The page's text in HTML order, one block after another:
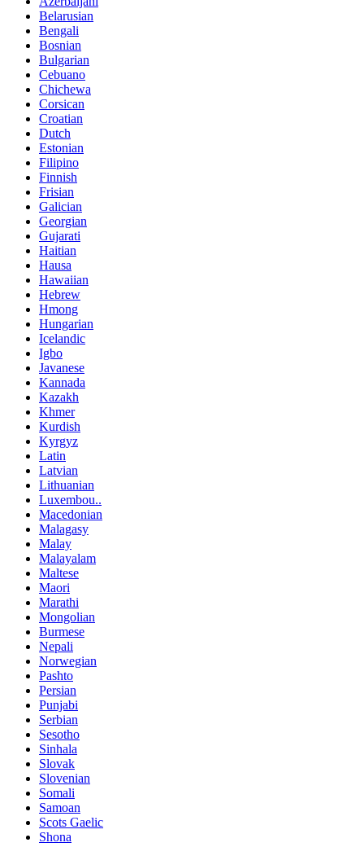
Belarusian
Bengali
Bosnian
Bulgarian
Cebuano
Chichewa
Corsican
Croatian
Dutch
Estonian
Filipino
Finnish
Frisian
Galician
Georgian
Gujarati
Haitian
Hausa
Hawaiian
Hebrew
Hmong
Hungarian
Icelandic
Igbo
Javanese
Kannada
Kazakh
Khmer
Kurdish
Kyrgyz
Latin
Latvian
Lithuanian
Luxembou..
Macedonian
Malagasy
Malay
Malayalam
Maltese
Maori
Marathi
Mongolian
Burmese
Nepali
Norwegian
Pashto
Persian
Punjabi
Serbian
Sesotho
Sinhala
Slovak
Slovenian
Somali
Samoan
Scots Gaelic
Shona